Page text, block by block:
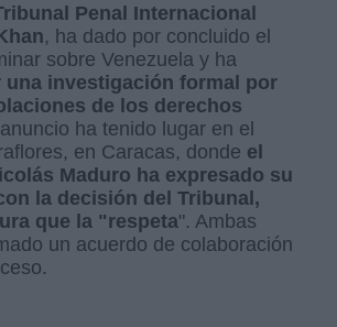
Penal Internacional
, ha dado por concluido el
sobre Venezuela y ha
una investigación formal por
de los derechos
ha tenido lugar en el
en Caracas, donde el
Maduro ha expresado su
la decisión del Tribunal,
que la "respeta". Ambas
un acuerdo de colaboración